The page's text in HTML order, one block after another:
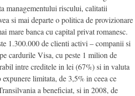
managementului riscului, calitatii
si mai departe o politica de provizionare
mare banca cu capital privat romanesc.
1.300.000 de clienti activi – companii si
cardurile Visa, cu peste 1 milion de
intre creditele in lei (67%) si in valuta
limitata, de 3,5% in ceea ce
a beneficiat, si in 2008, de